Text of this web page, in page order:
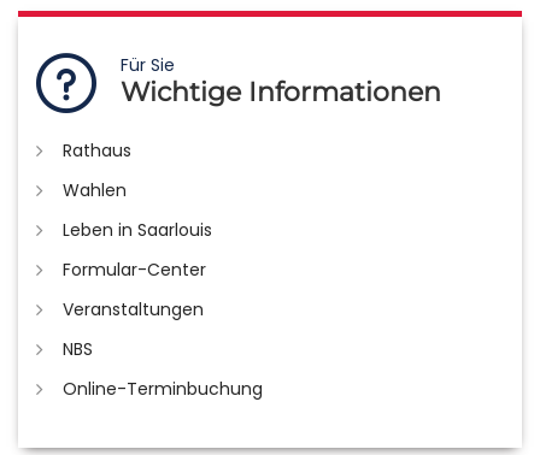
Für Sie
Wichtige Informationen
Rathaus
Wahlen
Leben in Saarlouis
Formular-Center
Veranstaltungen
NBS
Online-Terminbuchung